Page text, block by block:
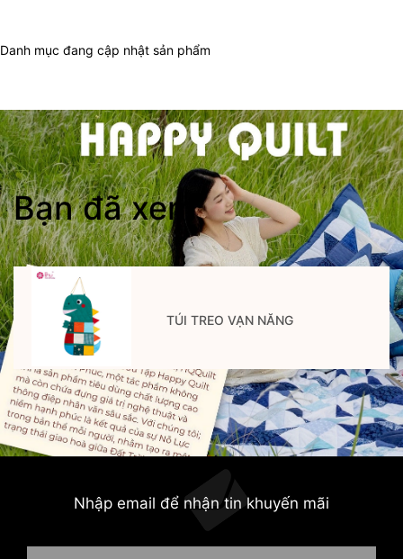
Danh mục đang cập nhật sản phẩm
Bạn đã xem
TÚI TREO VẠN NĂNG
Nhập email để nhận tin khuyến mãi